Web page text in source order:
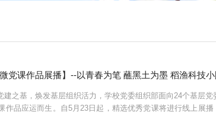
党课作品展播】--以青春为笔 蘸黑土为墨 稻渔科技
建之基，焕发基层组织活力，学校党委组织部面向24个基层
作品应运而生。自5月23日起，精选优秀党课将进行线上展